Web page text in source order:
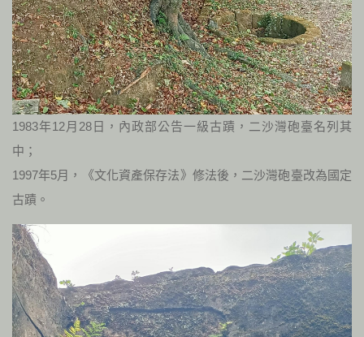
1983年12月28日，內政部公告一級古蹟，二沙灣砲臺名列其
中；
1997年5月，《文化資產保存法》修法後，二沙灣砲臺改為國定
古蹟。